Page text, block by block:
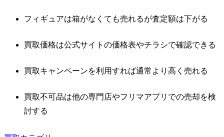
フィギュアは箱がなくても売れるが査定額は下がる
買取価格は公式サイトの価格表やチラシで確認できる
買取キャンペーンを利用すれば通常より高く売れる
買取不可品は他の専門店やフリマアプリでの売却を検
討する